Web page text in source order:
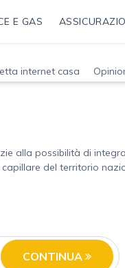
E GAS
internet casa
alla possibilità di
del territorio
CONTINUA